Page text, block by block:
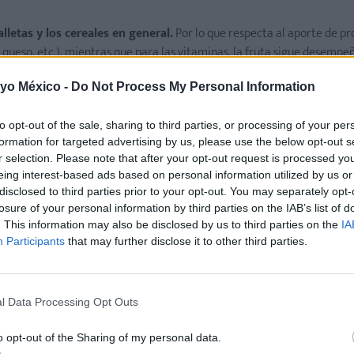
México - Do Not Process My Personal Information
opt-out of the sale, sharing to third parties, or processing of your
for targeted advertising by us, please use the below opt-out
selection. Please note that after your opt-out request is processed
interest-based ads based on personal information utilized by us
to third parties prior to your opt-out. You may separately
of your personal information by third parties on the IAB’s list of
This information may also be disclosed by us to third parties on the
Participants that may further disclose it to other third parties.
Data Processing Opt Outs
opt-out of the Sharing of my personal data.
y los cereales en general.Por lo que respecta al aporte de
etc.), mientras que para las vitaminas, la fruta sigue
fibra, beneficiosa para regular el funcionamiento del intestino.
un poco de sobrepeso
prefieren "picar" durante la merienda, para después hacer
que se comen los dedos"): se trata de comer alimentos
de pan), que pueden ofrecerse al pequeño para mantenerlo
de exceso de calorías y de inapetencia durante la cena.
para no cometer el error de inculcarles malos hábitos
del bebé)
sanas, ideales para toda la familia.